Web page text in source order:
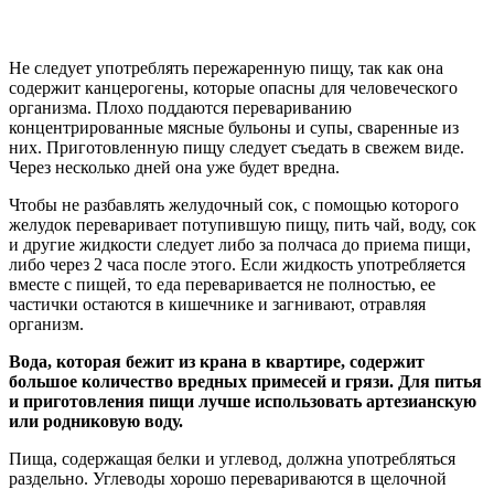
Не следует употреблять пережаренную пищу, так как она
содержит канцерогены, которые опасны для человеческого
организма. Плохо поддаются перевариванию
концентрированные мясные бульоны и супы, сваренные из
них. Приготовленную пищу следует съедать в свежем виде.
Через несколько дней она уже будет вредна.
Чтобы не разбавлять желудочный сок, с помощью которого
желудок переваривает потупившую пищу, пить чай, воду, сок
и другие жидкости следует либо за полчаса до приема пищи,
либо через 2 часа после этого. Если жидкость употребляется
вместе с пищей, то еда переваривается не полностью, ее
частички остаются в кишечнике и загнивают, отравляя
организм.
Вода, которая бежит из крана в квартире, содержит
большое количество вредных примесей и грязи. Для питья
и приготовления пищи лучше использовать артезианскую
или родниковую воду.
Пища, содержащая белки и углевод, должна употребляться
раздельно. Углеводы хорошо перевариваются в щелочной